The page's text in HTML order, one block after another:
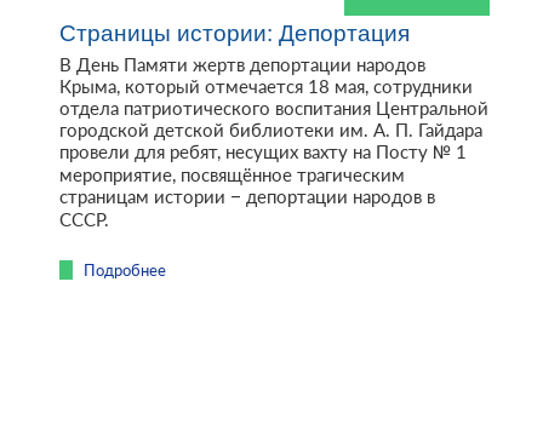
Страницы истории: Депортация
В День Памяти жертв депортации народов
Крыма, который отмечается 18 мая, сотрудники
отдела патриотического воспитания Центральной
городской детской библиотеки им. А. П. Гайдара
провели для ребят, несущих вахту на Посту № 1
мероприятие, посвящённое трагическим
страницам истории – депортации народов в
СССР.
Подробнее